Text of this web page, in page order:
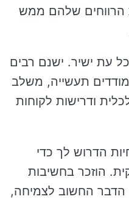
הרווחים שלהם ממש
עת ישיר. ישנם רבים
תעשייה, משלב
ודרישות לקוחות
הדרוש לך כדי
הוזכר בחשיבות
הדבר החשוב לצמיחה,